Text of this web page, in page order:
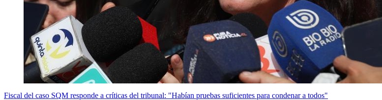
Fiscal del caso SQM responde a críticas del tribunal: "Habían pruebas suficientes para condenar a todos"